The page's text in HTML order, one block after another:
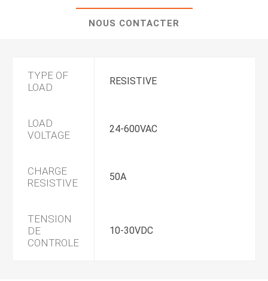
NOUS CONTACTER
TYPE OF
LOAD
RESISTIVE
LOAD
VOLTAGE
24-600VAC
CHARGE
RESISTIVE
50A
TENSION
DE
CONTROLE
10-30VDC